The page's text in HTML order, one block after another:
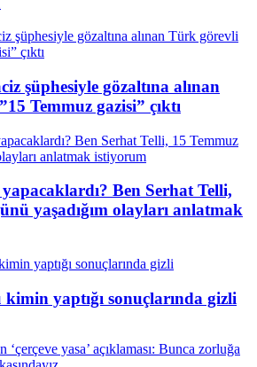
şüphesiyle gözaltına alınan
Temmuz gazisi” çıktı
Ben Serhat Telli,
yaşadığım olayları anlatmak
kimin yaptığı sonuçlarında gizli